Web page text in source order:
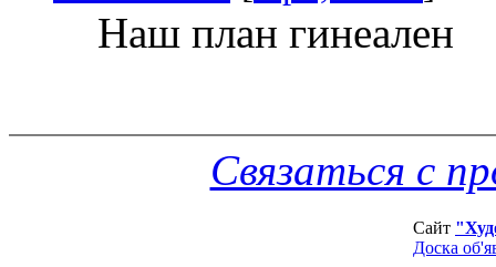
Наш план гинеален
Связаться с
Сайт
Доска